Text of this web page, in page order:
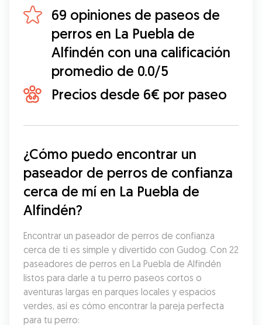
69 opiniones de paseos de
perros en La Puebla de
Alfindén con una calificación
promedio de 0.0/5
Precios desde 6€ por paseo
¿Cómo puedo encontrar un
paseador de perros de confianza
cerca de mí en La Puebla de
Alfindén?
Encontrar un paseador de perros de confianza
cerca de ti es simple y divertido con Gudog. Con 22
paseadores de perros en La Puebla de Alfindén
listos para darle a tu perro paseos cortos o
aventuras largas en parques locales y espacios
verdes, así es cómo encontrar la pareja perfecta
para tu perro: